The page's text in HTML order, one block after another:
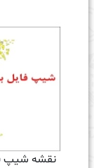
نقشه شیپ